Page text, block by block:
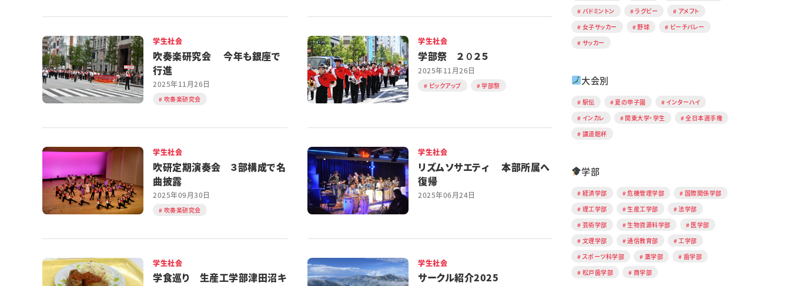
学生社会
吹奏楽研究会 今年も銀座で
行進
2025年11月26日
吹奏楽研究会
学生社会
学部祭 ２０２５
2025年11月26日
ピックアップ 学部祭
学生社会
吹研定期演奏会 ３部構成で名
曲披露
2025年09月30日
吹奏楽研究会
学生社会
リズムソサエティ 本部所属へ
復帰
2025年06月24日
学生社会
学食巡り 生産工学部津田沼キ
学生社会
サークル紹介2025
バドミントン
ラグビー
アメフト
女子サッカー
野球
ビーチバレー
サッカー
大会別
駅伝 夏の甲子園
インターハイ
インカレ
関東大学・学生
全日本選手権
講道館杯
学部
経済学部 危機管理学部
国際関係学部
理工学部
生産工学部
法学部
芸術学部
生物資源科学部
医学部
文理学部
通信教育部
工学部
スポーツ科学部
薬学部
歯学部
松戸歯学部
商学部